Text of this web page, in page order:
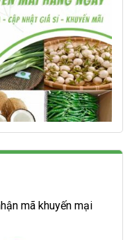
mã khuyến mại